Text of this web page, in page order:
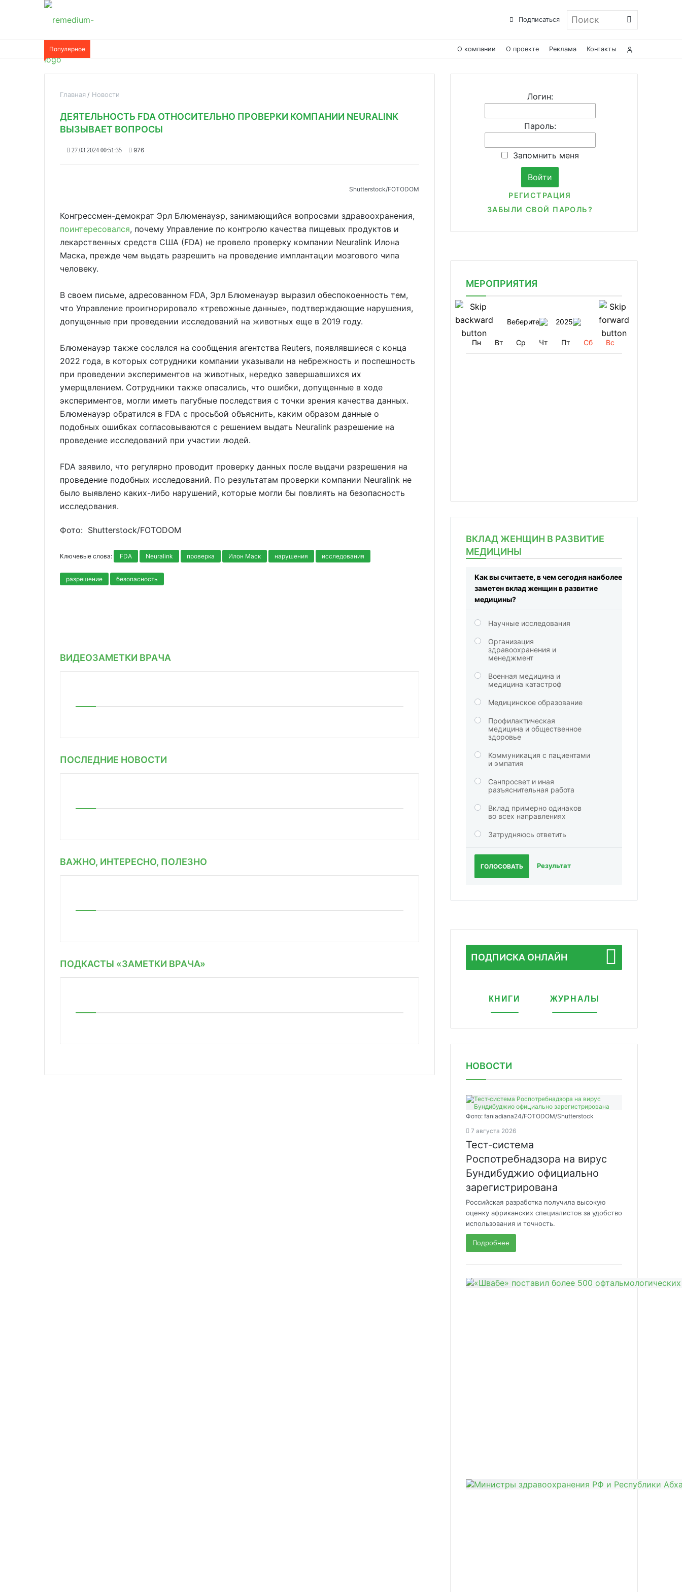
Подписаться Поиск
Популярное О компании О проекте Реклама Контакты
Главная Новости
ДЕЯТЕЛЬНОСТЬ FDA ОТНОСИТЕЛЬНО ПРОВЕРКИ КОМПАНИИ NEURALINK
ВЫЗЫВАЕТ ВОПРОСЫ
27.03.2024 00:51:35 976
Shutterstoсk/FOTODOM
Конгрессмен-демократ Эрл Блюменауэр, занимающийся вопросами здравоохранения,
поинтересовался, почему Управление по контролю качества пищевых продуктов и
лекарственных средств США (FDA) не провело проверку компании Neuralink Илона
Маска, прежде чем выдать разрешить на проведение имплантации мозгового чипа
человеку.
В своем письме, адресованном FDA, Эрл Блюменауэр выразил обеспокоенность тем,
что Управление проигнорировало «тревожные данные», подтверждающие нарушения,
допущенные при проведении исследований на животных еще в 2019 году.
Блюменауэр также сослался на сообщения агентства Reuters, появлявшиеся с конца
2022 года, в которых сотрудники компании указывали на небрежность и поспешность
при проведении экспериментов на животных, нередко завершавшихся их
умерщвлением. Сотрудники также опасались, что ошибки, допущенные в ходе
экспериментов, могли иметь пагубные последствия с точки зрения качества данных.
Блюменауэр обратился в FDA с просьбой объяснить, каким образом данные о
подобных ошибках согласовываются с решением выдать Neuralink разрешение на
проведение исследований при участии людей.
FDA заявило, что регулярно проводит проверку данных после выдачи разрешения на
проведение подобных исследований. По результатам проверки компании Neuralink не
было выявлено каких-либо нарушений, которые могли бы повлиять на безопасность
исследования.
Фото: Shutterstoсk/FOTODOM
Ключевые слова: FDA Neuralink проверка Илон Маск нарушения исследования
разрешение безопасность
ВИДЕОЗАМЕТКИ ВРАЧА
ПОСЛЕДНИЕ НОВОСТИ
ВАЖНО, ИНТЕРЕСНО, ПОЛЕЗНО
ПОДКАСТЫ «ЗАМЕТКИ ВРАЧА»
Логин:
Пароль:
Запомнить меня
РЕГИСТРАЦИЯ
ЗАБЫЛИ СВОЙ ПАРОЛЬ?
МЕРОПРИЯТИЯ
Веберите 2025
Пн Вт Ср Чт Пт Сб Вс
ВКЛАД ЖЕНЩИН В РАЗВИТИЕ
МЕДИЦИНЫ
Как вы считаете, в чем сегодня наиболее
заметен вклад женщин в развитие
медицины?
Научные исследования
Организация
здравоохранения и
менеджмент
Военная медицина и
медицина катастроф
Медицинское образование
Профилактическая
медицина и общественное
здоровье
Коммуникация с пациентами
и эмпатия
Санпросвет и иная
разъяснительная работа
Вклад примерно одинаков
во всех направлениях
Затрудняюсь ответить
ГОЛОСОВАТЬ Результат
ПОДПИСКА ОНЛАЙН
КНИГИ ЖУРНАЛЫ
НОВОСТИ
Фото: faniadiana24/FOTODOM/Shutterstock
7 августа 2026
Тест‑система
Роспотребнадзора на вирус
Бундибуджио официально
зарегистрирована
Российская разработка получила высокую
оценку африканских специалистов за удобство
использования и точность.
Подробнее